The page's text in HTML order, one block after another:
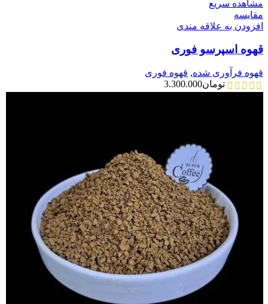
مشاهده سریع
مقایسه
افزودن به علاقه مندی
قهوه اسپرسو فوری
قهوه فرآوری شده, قهوه فوری
تومان3.300.000